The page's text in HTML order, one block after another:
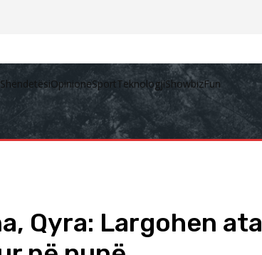
ShëndetësiOpinioneSportTeknologjiShowbizFun
Qyra: Largohen ata